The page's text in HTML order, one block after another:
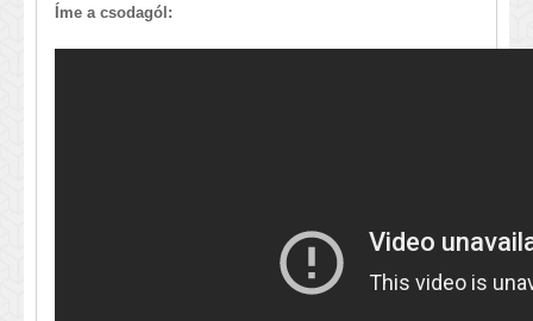
Íme a csodagól: